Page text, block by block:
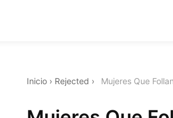
Inicio › Rejected › Mujeres Que